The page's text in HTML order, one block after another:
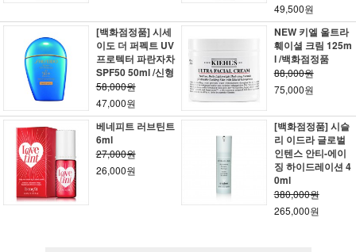
49,500원
[백화점정품] 시세
이도 더 퍼펙트 UV
프로텍터 파란자차
SPF50 50ml /신형
58,000원
47,000원
NEW 키엘 울트라
훼이셜 크림 125m
l /백화점정품
88,000원
75,000원
베네피트 러브틴트
6ml
27,000원
26,000원
[백화점정품] 시슬
리 이드라 글로벌
인텐스 안티-에이
징 하이드레이션 4
0ml
380,000원
265,000원